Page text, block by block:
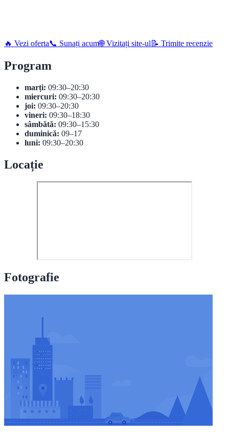
🔥 Vezi oferta📞 Sunați acum🌐 Vizitați site-ul 📝 Trimite recenzie
Program
marți: 09:30–20:30
miercuri: 09:30–20:30
joi: 09:30–20:30
vineri: 09:30–18:30
sâmbătă: 09:30–15:30
duminică: 09–17
luni: 09:30–20:30
Locație
Fotografie